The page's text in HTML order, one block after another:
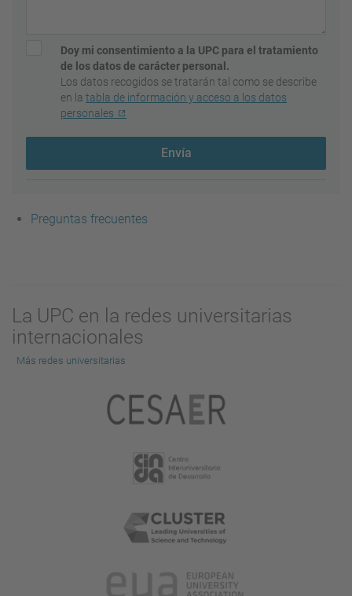
Doy mi consentimiento a la UPC para el tratamiento
de los datos de carácter personal.
Los datos recogidos se tratarán tal como se describe
en la tabla de información y acceso a los datos
personales
Envía
Preguntas frecuentes
La UPC en la redes universitarias
internacionales
Más redes universitarias